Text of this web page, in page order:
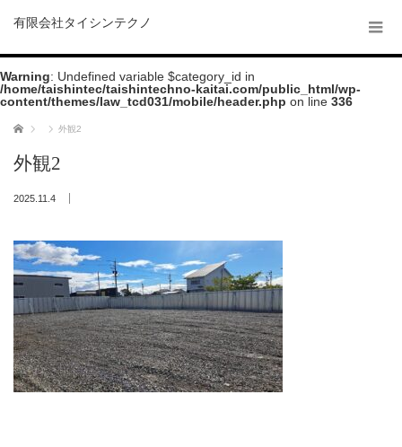
有限会社タイシンテクノ
Warning: Undefined variable $category_id in
/home/taishintec/taishintechno-kaitai.com/public_html/wp-
content/themes/law_tcd031/mobile/header.php on line 336
ホーム 外観2
外観2
2025.11.4